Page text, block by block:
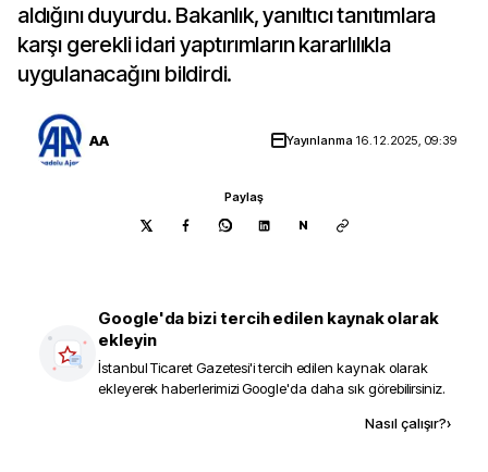
aldığını duyurdu. Bakanlık, yanıltıcı tanıtımlara
karşı gerekli idari yaptırımların kararlılıkla
uygulanacağını bildirdi.
AA Yayınlanma 16.12.2025, 09:39
Paylaş
N
Google'da bizi tercih edilen kaynak olarak
ekleyin
İstanbul Ticaret Gazetesi'i tercih edilen kaynak olarak
ekleyerek haberlerimizi Google'da daha sık görebilirsiniz.
Nasıl çalışır?›